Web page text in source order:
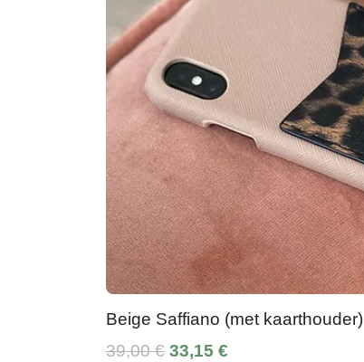
Beige Saffiano (met kaarthouder)
39,00 € 33,15 €